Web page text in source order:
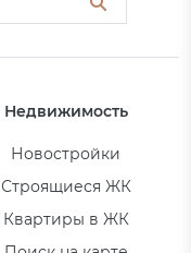
Недвижимость
Новостройки
Строящиеся ЖК
Квартиры в ЖК